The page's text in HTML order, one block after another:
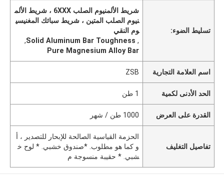
تسليط الضوء:
شريط الألمنيوم الصلب 6XXX ، شريط الألم
نيوم الصلب المتين ، شريط سبائك المغنيسي
وم النقي
,
Solid Aluminum Bar Toughness
,
Pure Magnesium Alloy Bar
اسم العلامة التجارية ZSB
الحد الأدنى لكمية 1 طن
القدرة على العرض 1000 طن / شهر
تفاصيل التغليف
الحزمة القياسية الصالحة للإبحار للتصدير ، أ
و كما هو مطلوب. *صندوق خشبي. * لوح خ
شبي. * حقيبة منسوجة م